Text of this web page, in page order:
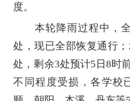
度。
本轮降雨过程中，全
处，现已全部恢复通行
处，剩余3处预计5日8时
不同程度受损，各学校